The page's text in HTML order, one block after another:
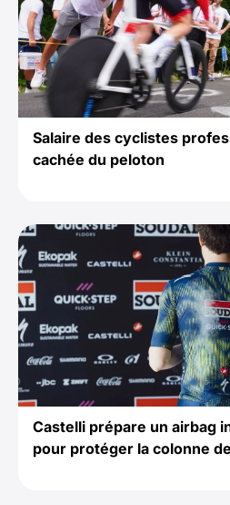
Salaire des cyclistes
cachée du peloton
Castelli prépare un airbag
pour protéger la colonne